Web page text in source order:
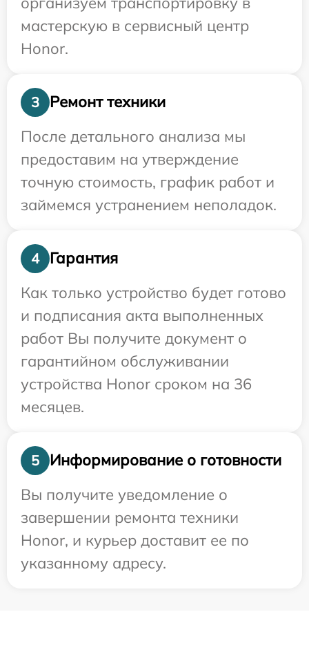
мастерскую в сервисный центр
Honor.
3
Ремонт техники
После детального анализа мы
предоставим на утверждение
точную стоимость, график работ и
займемся устранением неполадок.
4
Гарантия
Как только устройство будет готово
и подписания акта выполненных
работ Вы получите документ о
гарантийном обслуживании
устройства Honor сроком на 36
месяцев.
5
Информирование о готовности
Вы получите уведомление о
завершении ремонта техники
Honor, и курьер доставит ее по
указанному адресу.